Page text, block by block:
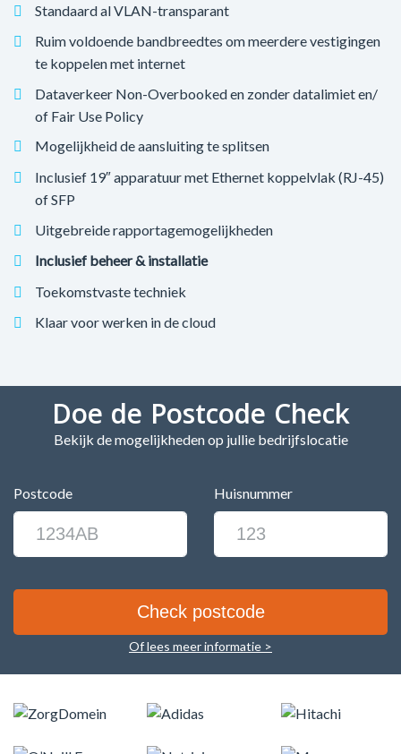
Standaard al VLAN-transparant
Ruim voldoende bandbreedtes om meerdere vestigingen
te koppelen met internet
Dataverkeer Non-Overbooked en zonder datalimiet en/
of Fair Use Policy
Mogelijkheid de aansluiting te splitsen
Inclusief 19″ apparatuur met Ethernet koppelvlak (RJ-45)
of SFP
Uitgebreide rapportagemogelijkheden
Inclusief beheer & installatie
Toekomstvaste techniek
Klaar voor werken in de cloud
Doe de Postcode Check
Bekijk de mogelijkheden op jullie bedrijfslocatie
Postcode Huisnummer
Of lees meer informatie >